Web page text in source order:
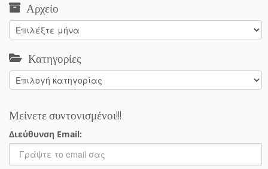
Αρχείο
Αρχείο
Κατηγορίες
Κατηγορίες
Μείνετε συντονισμένοι!!!
Διεύθυνση Email: